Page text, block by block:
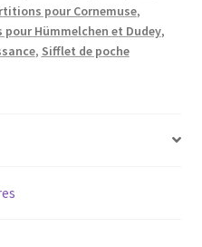
pour Cornemuse,
Hümmelchen et Dudey,
, Sifflet de poche